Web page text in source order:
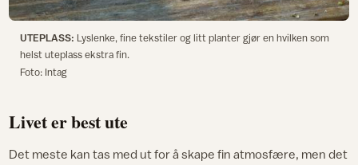
UTEPLASS: Lyslenke, fine tekstiler og litt planter gjør en hvilken som
helst uteplass ekstra fin.
Foto: Intag
Livet er best ute
Det meste kan tas med ut for å skape fin atmosfære, men det